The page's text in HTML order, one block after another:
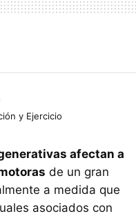
y Ejercicio
afectan a
de un gran
a medida que
asociados con